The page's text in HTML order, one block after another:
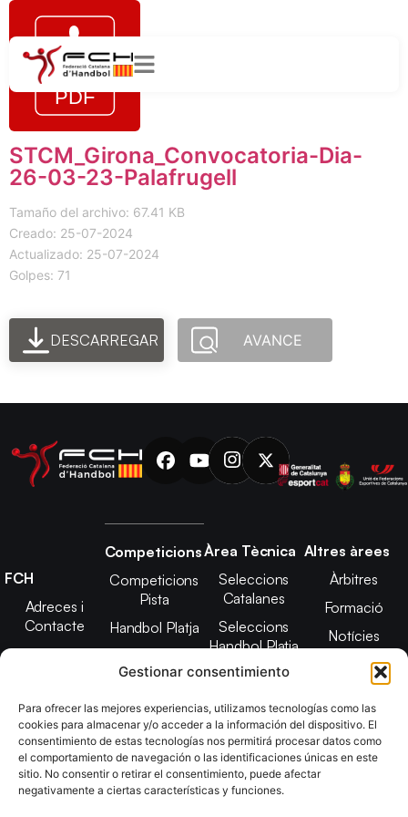
Gestionar consentimiento
Para ofrecer las mejores experiencias, utilizamos tecnologías como las
cookies para almacenar y/o acceder a la información del dispositivo. El
consentimiento de estas tecnologías nos permitirá procesar datos como
el comportamiento de navegación o las identificaciones únicas en este
sitio. No consentir o retirar el consentimiento, puede afectar
negativamente a ciertas características y funciones.
STCM_Girona_Convocatoria-Dia-
26-03-23-Palafrugell
Tamaño del archivo: 67.41 KB
Creado: 25-07-2024
Actualizado: 25-07-2024
Golpes: 71
DESCARREGAR AVANCE
FCH
Adreces i
Contacte
Junta Directiva
2025
Estatuts
Transparència
Imatge
Competicions
Competicions
Pista
Handbol Platja
Àrea Tècnica
Seleccions
Catalanes
Seleccions
Handbol Platja
Tecnificació
CATH
Promoció
Altres àrees
Àrbitres
Formació
Notícies
Adreces de
contacte